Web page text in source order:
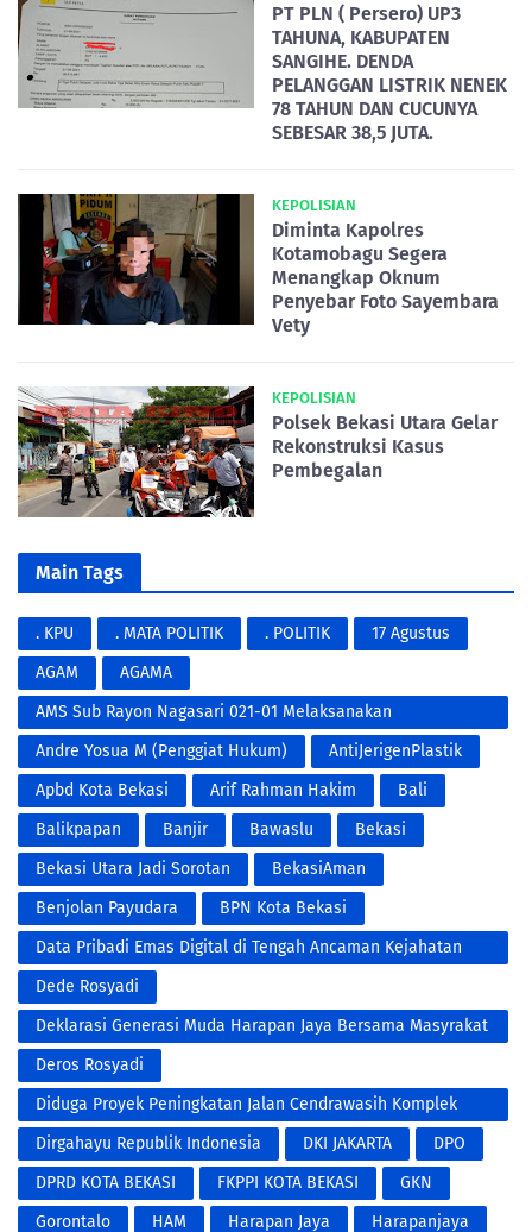
PT PLN ( Persero) UP3
TAHUNA, KABUPATEN
SANGIHE. DENDA
PELANGGAN LISTRIK NENEK
78 TAHUN DAN CUCUNYA
SEBESAR 38,5 JUTA.
KEPOLISIAN
Diminta Kapolres
Kotamobagu Segera
Menangkap Oknum
Penyebar Foto Sayembara
Vety
KEPOLISIAN
Polsek Bekasi Utara Gelar
Rekonstruksi Kasus
Pembegalan
Main Tags
. KPU . MATA POLITIK . POLITIK
17 Agustus
AGAM
AGAMA
AMS Sub Rayon Nagasari 021-01 Melaksanakan
Penyemprotan Fogging DBD
Andre Yosua M (Penggiat Hukum)
AntiJerigenPlastik
Apbd Kota Bekasi
Arif Rahman Hakim
Bali
Balikpapan
Banjir Bawaslu
Bekasi
Bekasi Utara Jadi Sorotan
BekasiAman
Benjolan Payudara
BPN Kota Bekasi
Data Pribadi Emas Digital di Tengah Ancaman Kejahatan
Modern
Dede Rosyadi
Deklarasi Generasi Muda Harapan Jaya Bersama Masyrakat
RW 001 Untuk Pemenangan Paslon NO.3 Tri Adhianto RIDHO
Deros Rosyadi
Diduga Proyek Peningkatan Jalan Cendrawasih Komplek
Bumi Makmur Kota Bekasi
Dirgahayu Republik Indonesia DKI JAKARTA
DPO
DPRD KOTA BEKASI
FKPPI KOTA BEKASI
GKN
Gorontalo
HAM Harapan Jaya
Harapanjaya